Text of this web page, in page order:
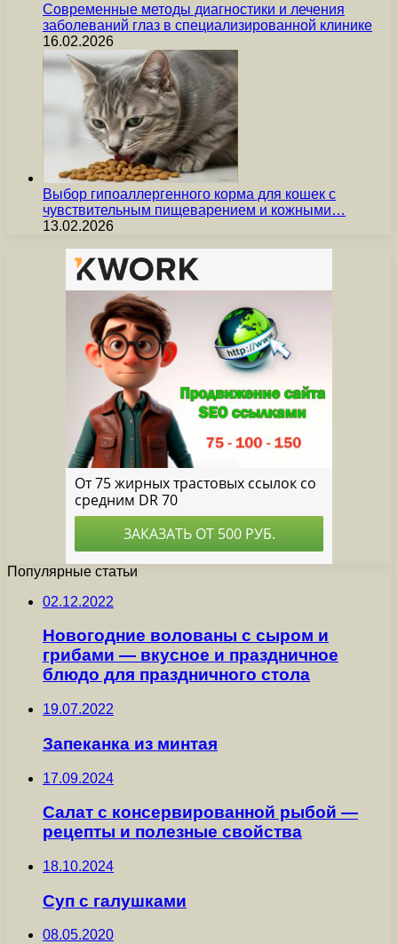
Современные методы диагностики и лечения
заболеваний глаз в специализированной клинике
16.02.2026
Выбор гипоаллергенного корма для кошек с
чувствительным пищеварением и кожными…
13.02.2026
Популярные статьи
02.12.2022
Новогодние волованы с сыром и
грибами — вкусное и праздничное
блюдо для праздничного стола
19.07.2022
Запеканка из минтая
17.09.2024
Салат с консервированной рыбой —
рецепты и полезные свойства
18.10.2024
Суп с галушками
08.05.2020